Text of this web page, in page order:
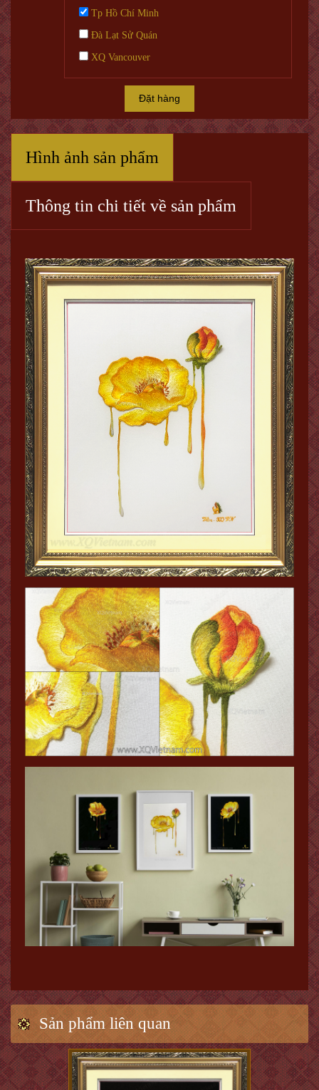
Tp Hồ Chí Minh
Đà Lạt Sử Quán
XQ Vancouver
Đặt hàng
Hình ảnh sản phẩm
Thông tin chi tiết về sản phẩm
Sản phẩm liên quan